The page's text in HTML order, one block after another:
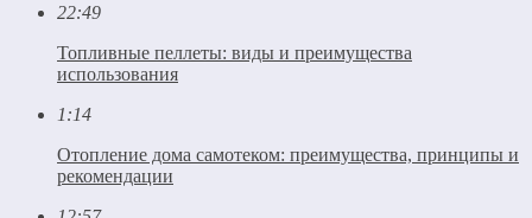
22:49
Топливные пеллеты: виды и преимущества
использования
1:14
Отопление дома самотеком: преимущества, принципы и
рекомендации